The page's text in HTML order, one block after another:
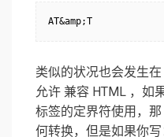
AT&amp;T
类似的状况也会发生
允许 兼容 HTML ，如
标签的定界符使用，
何转换，但是如果你写